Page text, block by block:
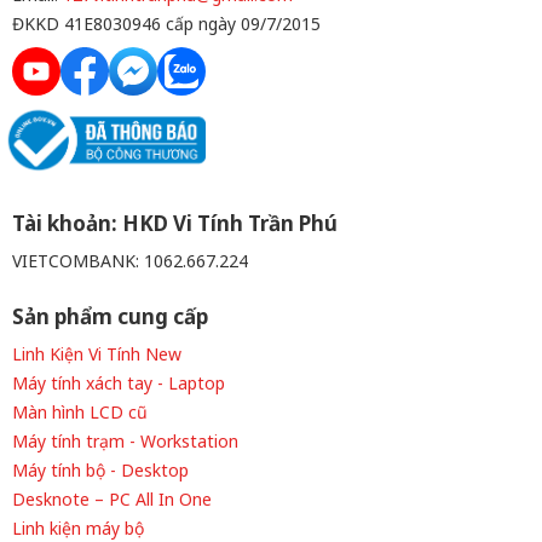
Tuân thủ RoHS
ĐKKD 41E8030946 cấp ngày 09/7/2015
Tài khoản: HKD Vi Tính Trần Phú
VIETCOMBANK: 1062.667.224
Sản phẩm cung cấp
Linh Kiện Vi Tính New
Máy tính xách tay - Laptop
Màn hình LCD cũ
Máy tính trạm - Workstation
Máy tính bộ - Desktop
Desknote – PC All In One
Linh kiện máy bộ